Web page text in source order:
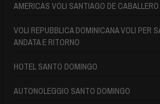
AMERICAS VOLI SANTIAGO DE
VOLI REPUBBLICA DOMINICANA VOLI PER
ANDATA E RITORNO
HOTEL SANTO DOMINGO
AUTONOLEGGIO SANTO DOMINGO